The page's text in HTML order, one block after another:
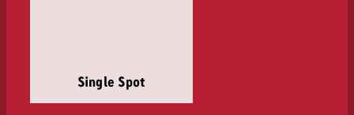
Single Spot